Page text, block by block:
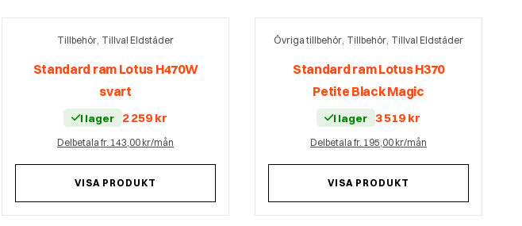
Tillbehör, Tillval Eldstäder
Standard ram Lotus H470W
svart
I lager 2 259 kr
Delbetala fr. 143,00 kr/mån
VISA PRODUKT
Övriga tillbehör, Tillbehör, Tillval Eldstäder
Standard ram Lotus H370
Petite Black Magic
I lager 3 519 kr
Delbetala fr. 195,00 kr/mån
VISA PRODUKT